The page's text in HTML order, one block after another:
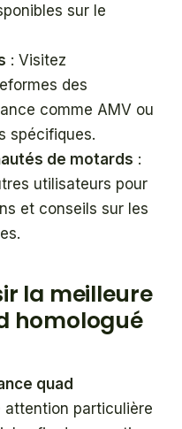
sur le
: Visitez
des
comme AMV ou
spécifiques.
de motards :
utilisateurs pour
et conseils sur les
la meilleure
homologué
quad
attention particulière